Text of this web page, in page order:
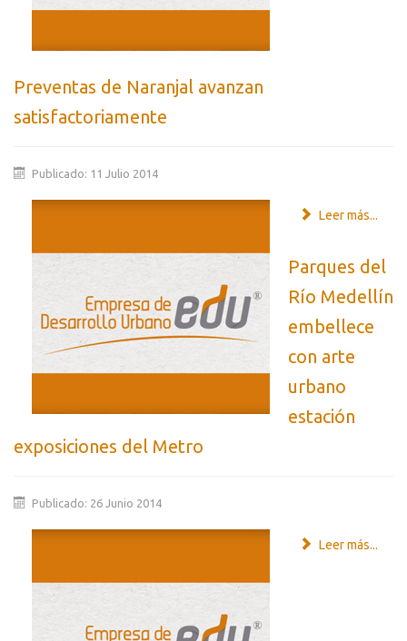
Preventas de Naranjal avanzan
satisfactoriamente
Publicado: 11 Julio 2014
Leer más...
Parques del
Río Medellín
embellece
con arte
urbano
estación
exposiciones del Metro
Publicado: 26 Junio 2014
Leer más...